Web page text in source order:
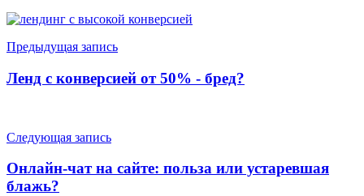
Предыдущая запись
Ленд с конверсией от 50% - бред?
Следующая запись
Онлайн-чат на сайте: польза или устаревшая
блажь?